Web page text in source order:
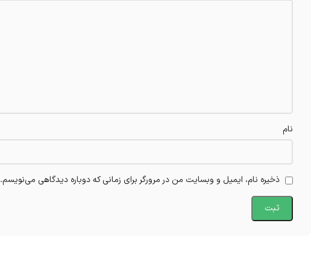
نام
ذخیره نام، ایمیل و وبسایت من در مرورگر برای زمانی که دوباره دیدگاهی می‌نویسم.